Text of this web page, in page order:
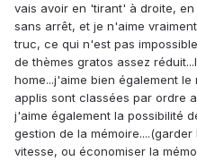
vais avoir en 'tirant' à droite,
sans arrêt, et je n'aime
truc, ce qui n'est pas
de thèmes gratos assez
home...j'aime bien également
applis sont classées par ordre
j'aime également la possibilité
gestion de la
vitesse, ou économiser la